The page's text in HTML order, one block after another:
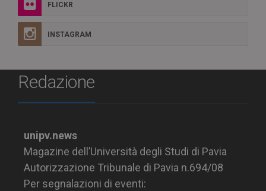
FLICKR
INSTAGRAM
Redazione
unipv.news
Magazine dell’Università degli Studi di Pavia
Autorizzazione Tribunale di Pavia n.694/08
Per segnalazioni di eventi: